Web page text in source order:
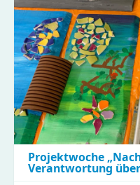
Sicht“
Projektwoche
Verantwortung